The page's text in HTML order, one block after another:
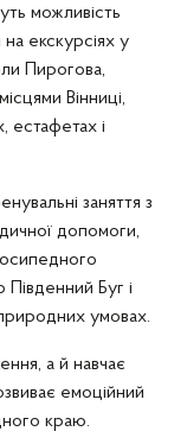
можливість
на екскурсіях у
Пирогова,
Вінниці,
естафетах і
заняття з
допомоги,
Південний Буг і
умовах.
а й навчає
емоційний
краю.